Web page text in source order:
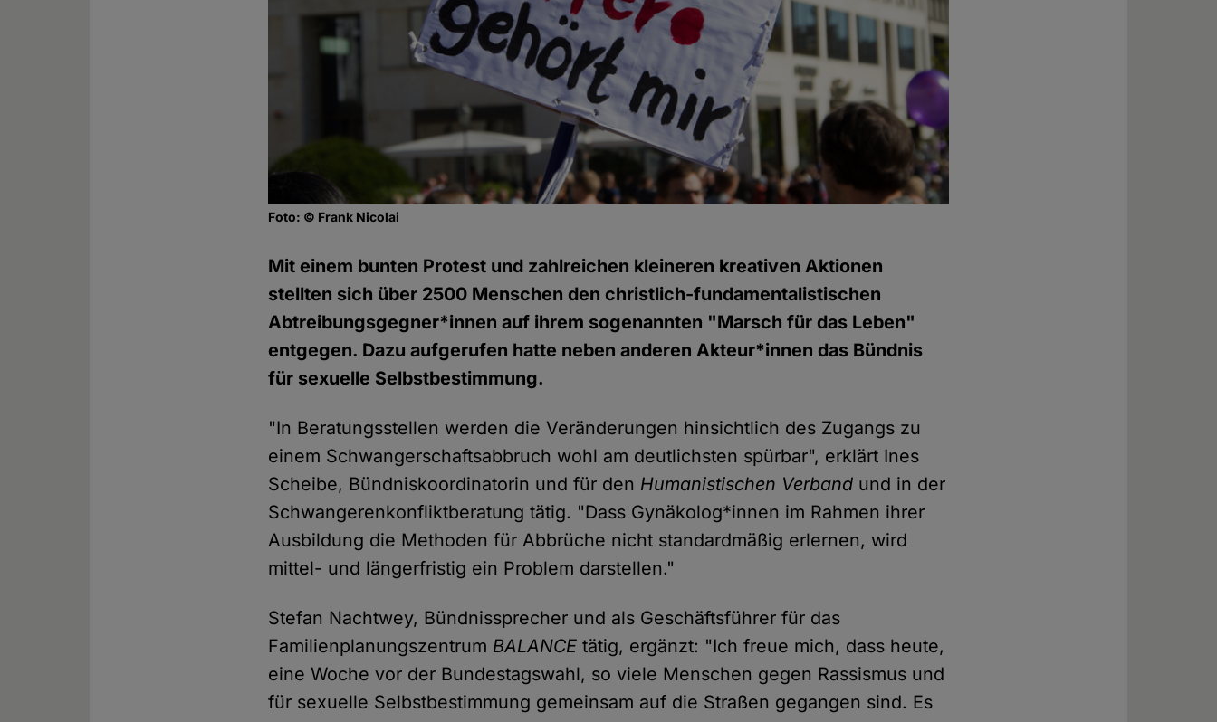
Foto: © Frank Nicolai
Mit einem bunten Protest und zahlreichen kleineren kreativen Aktionen
stellten sich über 2500 Menschen den christlich-fundamentalistischen
Abtreibungsgegner*innen auf ihrem sogenannten "Marsch für das Leben"
entgegen. Dazu aufgerufen hatte neben anderen Akteur*innen das Bündnis
für sexuelle Selbstbestimmung.
"In Beratungsstellen werden die Veränderungen hinsichtlich des Zugangs zu
einem Schwangerschaftsabbruch wohl am deutlichsten spürbar", erklärt Ines
Scheibe, Bündniskoordinatorin und für den Humanistischen Verband und in der
Schwangerenkonfliktberatung tätig. "Dass Gynäkolog*innen im Rahmen ihrer
Ausbildung die Methoden für Abbrüche nicht standardmäßig erlernen, wird
mittel- und längerfristig ein Problem darstellen."
Stefan Nachtwey, Bündnissprecher und als Geschäftsführer für das
Familienplanungszentrum BALANCE tätig, ergänzt: "Ich freue mich, dass heute,
eine Woche vor der Bundestagswahl, so viele Menschen gegen Rassismus und
für sexuelle Selbstbestimmung gemeinsam auf die Straßen gegangen sind. Es